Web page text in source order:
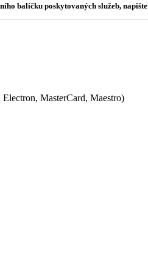
balíčku poskytovaných služeb,
MasterCard, Maestro)